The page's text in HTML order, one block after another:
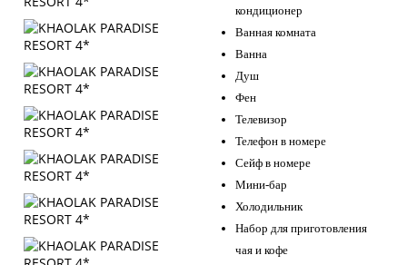
кондиционер
Ванная комната
Ванна
Душ
Фен
Телевизор
Телефон в номере
Сейф в номере
Мини-бар
Холодильник
Набор для приготовления
чая и кофе